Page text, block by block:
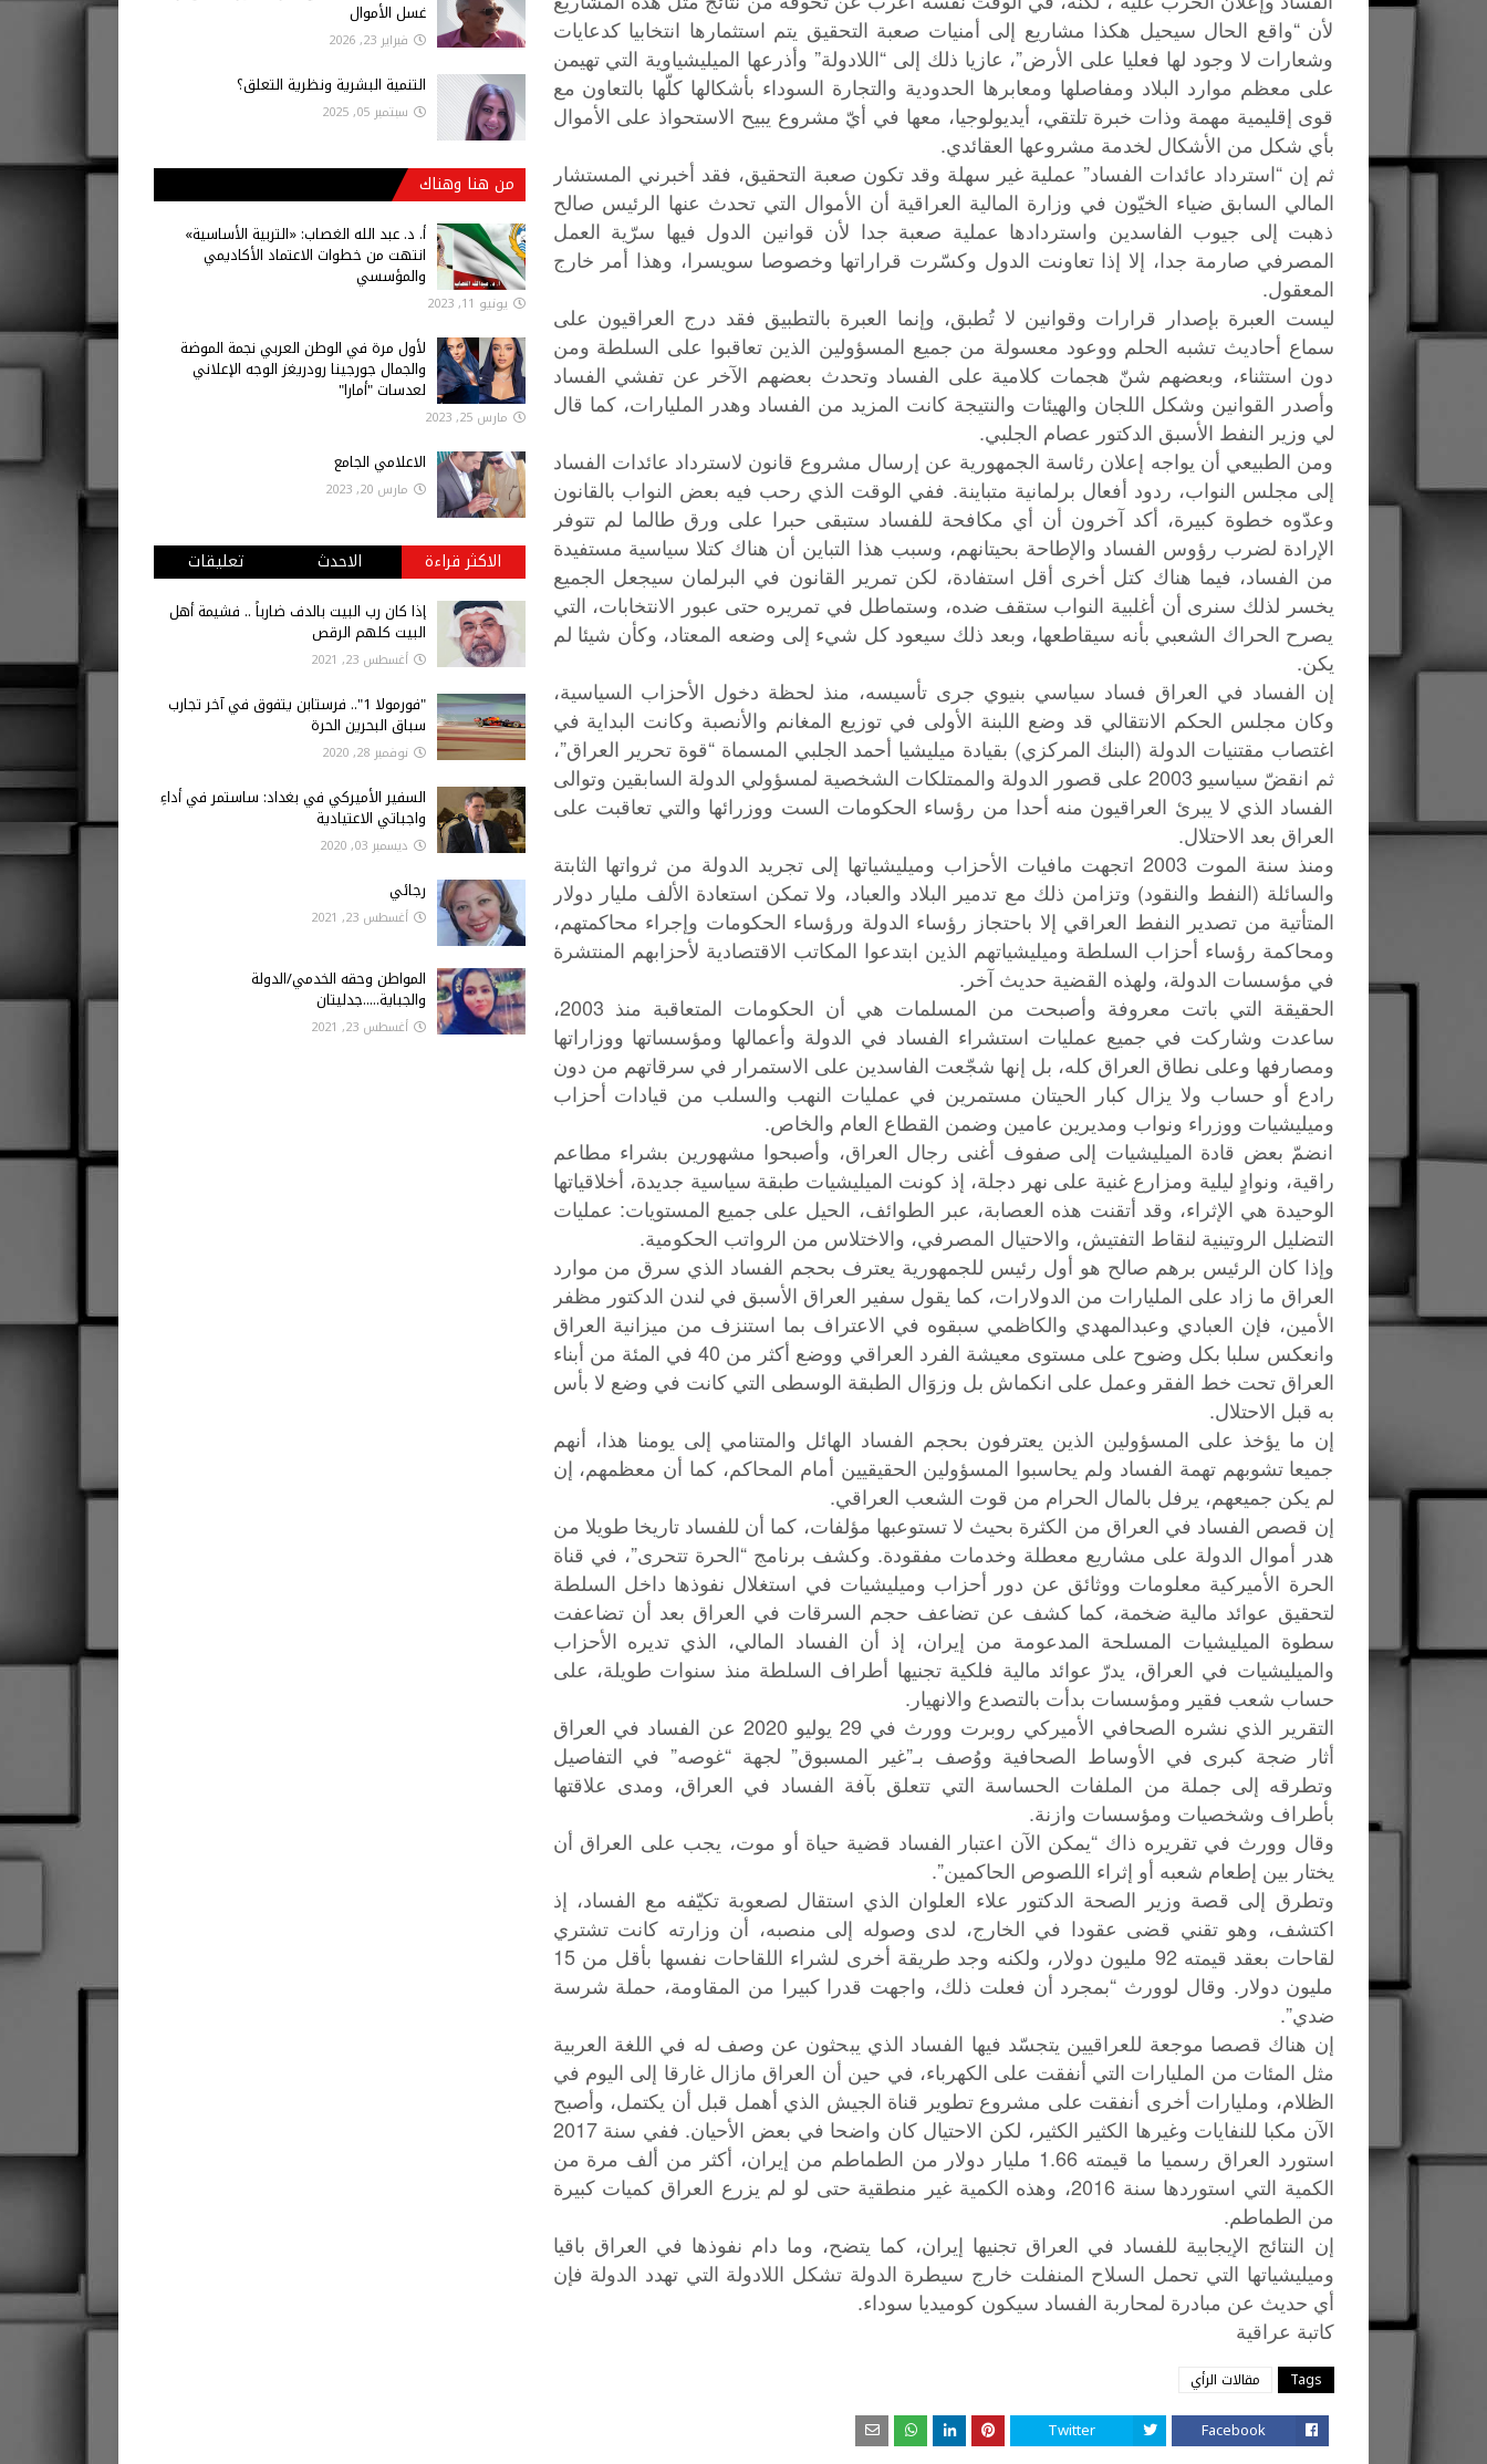
لأن “واقع الحال سيحيل هكذا مشاريع إلى أمنيات صعبة التحقيق يتم استثمارها انتخابيا كدعايات
وشعارات لا وجود لها فعليا على الأرض”، عازيا ذلك إلى “اللادولة” وأذرعها الميليشياوية التي تهيمن
على معظم موارد البلاد ومفاصلها ومعابرها الحدودية والتجارة السوداء بأشكالها كلّها بالتعاون مع
قوى إقليمية مهمة وذات خبرة تلتقي، أيديولوجيا، معها في أيّ مشروع يبيح الاستحواذ على الأموال
بأي شكل من الأشكال لخدمة مشروعها العقائدي.
ثم إن “استرداد عائدات الفساد” عملية غير سهلة وقد تكون صعبة التحقيق، فقد أخبرني المستشار
المالي السابق ضياء الخيّون في وزارة المالية العراقية أن الأموال التي تحدث عنها الرئيس صالح
ذهبت إلى جيوب الفاسدين واستردادها عملية صعبة جدا لأن قوانين الدول فيها سرّية العمل
المصرفي صارمة جدا، إلا إذا تعاونت الدول وكسّرت قراراتها وخصوصا سويسرا، وهذا أمر خارج
المعقول.
ليست العبرة بإصدار قرارات وقوانين لا تُطبق، وإنما العبرة بالتطبيق فقد درج العراقيون على
سماع أحاديث تشبه الحلم ووعود معسولة من جميع المسؤولين الذين تعاقبوا على السلطة ومن
دون استثناء، وبعضهم شنّ هجمات كلامية على الفساد وتحدث بعضهم الآخر عن تفشي الفساد
وأصدر القوانين وشكل اللجان والهيئات والنتيجة كانت المزيد من الفساد وهدر المليارات، كما قال
لي وزير النفط الأسبق الدكتور عصام الجلبي.
ومن الطبيعي أن يواجه إعلان رئاسة الجمهورية عن إرسال مشروع قانون لاسترداد عائدات الفساد
إلى مجلس النواب، ردود أفعال برلمانية متباينة. ففي الوقت الذي رحب فيه بعض النواب بالقانون
وعدّوه خطوة كبيرة، أكد آخرون أن أي مكافحة للفساد ستبقى حبرا على ورق طالما لم تتوفر
الإرادة لضرب رؤوس الفساد والإطاحة بحيتانهم، وسبب هذا التباين أن هناك كتلا سياسية مستفيدة
من الفساد، فيما هناك كتل أخرى أقل استفادة، لكن تمرير القانون في البرلمان سيجعل الجميع
يخسر لذلك سنرى أن أغلبية النواب ستقف ضده، وستماطل في تمريره حتى عبور الانتخابات، التي
يصرح الحراك الشعبي بأنه سيقاطعها، وبعد ذلك سيعود كل شيء إلى وضعه المعتاد، وكأن شيئا لم
يكن.
إن الفساد في العراق فساد سياسي بنيوي جرى تأسيسه، منذ لحظة دخول الأحزاب السياسية،
وكان مجلس الحكم الانتقالي قد وضع اللبنة الأولى في توزيع المغانم والأنصبة وكانت البداية في
اغتصاب مقتنيات الدولة (البنك المركزي) بقيادة ميليشيا أحمد الجلبي المسماة “قوة تحرير العراق”،
ثم انقضّ سياسيو 2003 على قصور الدولة والممتلكات الشخصية لمسؤولي الدولة السابقين وتوالى
الفساد الذي لا يبرئ العراقيون منه أحدا من رؤساء الحكومات الست ووزرائها والتي تعاقبت على
العراق بعد الاحتلال.
ومنذ سنة الموت 2003 اتجهت مافيات الأحزاب وميليشياتها إلى تجريد الدولة من ثرواتها الثابتة
والسائلة (النفط والنقود) وتزامن ذلك مع تدمير البلاد والعباد، ولا تمكن استعادة الألف مليار دولار
المتأتية من تصدير النفط العراقي إلا باحتجاز رؤساء الدولة ورؤساء الحكومات وإجراء محاكمتهم،
ومحاكمة رؤساء أحزاب السلطة وميليشياتهم الذين ابتدعوا المكاتب الاقتصادية لأحزابهم المنتشرة
في مؤسسات الدولة، ولهذه القضية حديث آخر.
الحقيقة التي باتت معروفة وأصبحت من المسلمات هي أن الحكومات المتعاقبة منذ 2003،
ساعدت وشاركت في جميع عمليات استشراء الفساد في الدولة وأعمالها ومؤسساتها ووزاراتها
ومصارفها وعلى نطاق العراق كله، بل إنها شجّعت الفاسدين على الاستمرار في سرقاتهم من دون
رادع أو حساب ولا يزال كبار الحيتان مستمرين في عمليات النهب والسلب من قيادات أحزاب
وميليشيات ووزراء ونواب ومديرين عامين وضمن القطاع العام والخاص.
انضمّ بعض قادة الميليشيات إلى صفوف أغنى رجال العراق، وأصبحوا مشهورين بشراء مطاعم
راقية، ونوادٍ ليلية ومزارع غنية على نهر دجلة، إذ كونت الميليشيات طبقة سياسية جديدة، أخلاقياتها
الوحيدة هي الإثراء، وقد أتقنت هذه العصابة، عبر الطوائف، الحيل على جميع المستويات: عمليات
التضليل الروتينية لنقاط التفتيش، والاحتيال المصرفي، والاختلاس من الرواتب الحكومية.
وإذا كان الرئيس برهم صالح هو أول رئيس للجمهورية يعترف بحجم الفساد الذي سرق من موارد
العراق ما زاد على المليارات من الدولارات، كما يقول سفير العراق الأسبق في لندن الدكتور مظفر
الأمين، فإن العبادي وعبدالمهدي والكاظمي سبقوه في الاعتراف بما استنزف من ميزانية العراق
وانعكس سلبا بكل وضوح على مستوى معيشة الفرد العراقي ووضع أكثر من 40 في المئة من أبناء
العراق تحت خط الفقر وعمل على انكماش بل وزوَال الطبقة الوسطى التي كانت في وضع لا بأس
به قبل الاحتلال.
إن ما يؤخذ على المسؤولين الذين يعترفون بحجم الفساد الهائل والمتنامي إلى يومنا هذا، أنهم
جميعا تشوبهم تهمة الفساد ولم يحاسبوا المسؤولين الحقيقيين أمام المحاكم، كما أن معظمهم، إن
لم يكن جميعهم، يرفل بالمال الحرام من قوت الشعب العراقي.
إن قصص الفساد في العراق من الكثرة بحيث لا تستوعبها مؤلفات، كما أن للفساد تاريخا طويلا من
هدر أموال الدولة على مشاريع معطلة وخدمات مفقودة. وكشف برنامج “الحرة تتحرى”، في قناة
الحرة الأميركية معلومات ووثائق عن دور أحزاب وميليشيات في استغلال نفوذها داخل السلطة
لتحقيق عوائد مالية ضخمة، كما كشف عن تضاعف حجم السرقات في العراق بعد أن تضاعفت
سطوة الميليشيات المسلحة المدعومة من إيران، إذ أن الفساد المالي، الذي تديره الأحزاب
والميليشيات في العراق، يدرّ عوائد مالية فلكية تجنيها أطراف السلطة منذ سنوات طويلة، على
حساب شعب فقير ومؤسسات بدأت بالتصدع والانهيار.
التقرير الذي نشره الصحافي الأميركي روبرت وورث في 29 يوليو 2020 عن الفساد في العراق
أثار ضجة كبرى في الأوساط الصحافية ووُصف بـ”غير المسبوق” لجهة “غوصه” في التفاصيل
وتطرقه إلى جملة من الملفات الحساسة التي تتعلق بآفة الفساد في العراق، ومدى علاقتها
بأطراف وشخصيات ومؤسسات وازنة.
وقال وورث في تقريره ذاك “يمكن الآن اعتبار الفساد قضية حياة أو موت، يجب على العراق أن
يختار بين إطعام شعبه أو إثراء اللصوص الحاكمين”.
وتطرق إلى قصة وزير الصحة الدكتور علاء العلوان الذي استقال لصعوبة تكيّفه مع الفساد، إذ
اكتشف، وهو تقني قضى عقودا في الخارج، لدى وصوله إلى منصبه، أن وزارته كانت تشتري
لقاحات بعقد قيمته 92 مليون دولار، ولكنه وجد طريقة أخرى لشراء اللقاحات نفسها بأقل من 15
مليون دولار. وقال لوورث “بمجرد أن فعلت ذلك، واجهت قدرا كبيرا من المقاومة، حملة شرسة
ضدي”.
إن هناك قصصا موجعة للعراقيين يتجسّد فيها الفساد الذي يبحثون عن وصف له في اللغة العربية
مثل المئات من المليارات التي أنفقت على الكهرباء، في حين أن العراق مازال غارقا إلى اليوم في
الظلام، ومليارات أخرى أنفقت على مشروع تطوير قناة الجيش الذي أهمل قبل أن يكتمل، وأصبح
الآن مكبا للنفايات وغيرها الكثير الكثير، لكن الاحتيال كان واضحا في بعض الأحيان. ففي سنة 2017
استورد العراق رسميا ما قيمته 1.66 مليار دولار من الطماطم من إيران، أكثر من ألف مرة من
الكمية التي استوردها سنة 2016، وهذه الكمية غير منطقية حتى لو لم يزرع العراق كميات كبيرة
من الطماطم.
إن النتائج الإيجابية للفساد في العراق تجنيها إيران، كما يتضح، وما دام نفوذها في العراق باقيا
وميليشياتها التي تحمل السلاح المنفلت خارج سيطرة الدولة تشكل اللادولة التي تهدد الدولة فإن
أي حديث عن مبادرة لمحاربة الفساد سيكون كوميديا سوداء.
كاتبة عراقية
Tags مقالات الرأي
Facebook
Twitter
غسل الأموال
فبراير 23, 2026
التنمية البشرية ونظرية التعلق؟
سبتمبر 05, 2025
من هنا وهناك
أ‌. د. عبد الله الغصاب: «التربية الأساسية»
انتهت من خطوات الاعتماد الأكاديمي
والمؤسسي
يونيو 11, 2023
لأول مرة في الوطن العربي نجمة الموضة
والجمال جورجينا رودريغز الوجه الإعلاني
لعدسات "أمارا"
مارس 25, 2023
الاعلامي الجامع
مارس 20, 2023
الاكثر قراءة الاحدث تعليقات
إذا كان رب البيت بالدف ضارباً .. فشيمة أهل
البيت كلهم الرقص
أغسطس 23, 2021
"فورمولا 1".. فرستابن يتفوق في آخر تجارب
سباق البحرين الحرة
نوفمبر 28, 2020
السفير الأميركي في بغداد: ساستمر في أداءِ
واجباتي الاعتيادية
ديسمبر 03, 2020
رجائي
أغسطس 23, 2021
المواطن وحقه الخدمي/الدولة
والجباية.....جدليتان
أغسطس 23, 2021